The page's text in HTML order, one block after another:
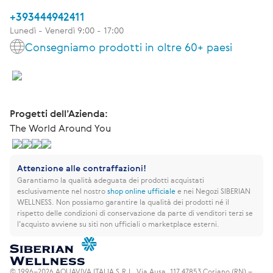
+393444942411
Lunedì - Venerdì 9:00 - 17:00
Consegniamo prodotti in oltre 60+ paesi
Progetti dell’Azienda:
The World Around You
Attenzione alle contraffazioni!
Garantiamo la qualità adeguata dei prodotti acquistati
esclusivamente nel nostroshop online ufficialee nei Negozi SIBERIAN
WELLNESS. Non possiamo garantire la qualità dei prodotti né il
rispetto delle condizioni di conservazione da parte di venditori terzi se
l’acquisto avviene su siti non ufficiali o marketplace esterni.